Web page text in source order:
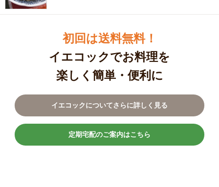
初回は送料無料！
イエコックでお料理を
楽しく簡単・便利に
イエコックについてさらに詳しく見る
定期宅配のご案内はこちら